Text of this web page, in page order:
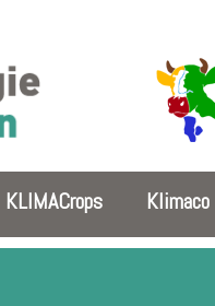
KLIMACrops Klimaco